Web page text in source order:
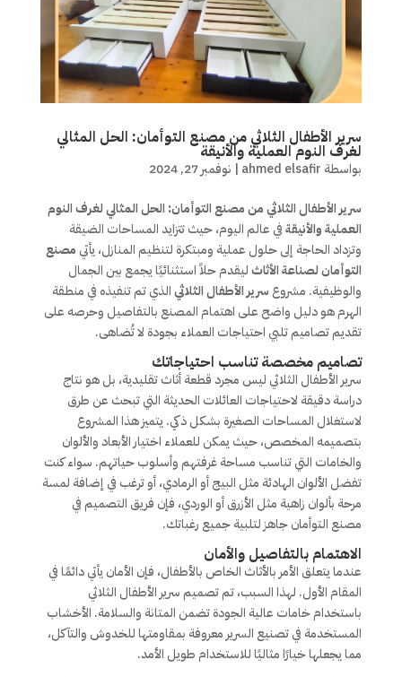
سرير الأطفال الثلاثي من مصنع التوأمان: الحل المثالي
لغرف النوم العملية والأنيقة
بواسطة ahmed elsafir
| نوفمبر 27, 2024
سرير الأطفال الثلاثي من مصنع التوأمان: الحل المثالي لغرف النوم
العملية والأنيقةفي عالم اليوم، حيث تتزايد المساحات الضيقة
وتزداد الحاجة إلى حلول عملية ومبتكرة لتنظيم المنازل، يأتي مصنع
التوأمان لصناعة الأثاثليقدم حلاً استثنائيًا يجمع بين الجمال
والوظيفية. مشروع سرير الأطفال الثلاثيالذي تم تنفيذه في منطقة
الهرم هو دليل واضح على اهتمام المصنع بالتفاصيل وحرصه على
تقديم تصاميم تلبي احتياجات العملاء بجودة لا تُضاهى.
تصاميم مخصصة تناسب احتياجاتك
سرير الأطفال الثلاثي ليس مجرد قطعة أثاث تقليدية، بل هو نتاج
دراسة دقيقة لاحتياجات العائلات الحديثة التي تبحث عن طرق
لاستغلال المساحات الصغيرة بشكل ذكي. يتميز هذا المشروع
بتصميمه المخصص، حيث يمكن للعملاء اختيار الأبعاد والألوان
والخامات التي تناسب مساحة غرفتهم وأسلوب حياتهم. سواء كنت
تفضل الألوان الهادئة مثل البيج أو الرمادي، أو ترغب في إضافة لمسة
مرحة بألوان زاهية مثل الأزرق أو الوردي، فإن فريق التصميم في
مصنع التوأمان جاهز لتلبية جميع رغباتك.
الاهتمام بالتفاصيل والأمان
عندما يتعلق الأمر بالأثاث الخاص بالأطفال، فإن الأمان يأتي دائمًا في
المقام الأول. لهذا السبب، تم تصميم سرير الأطفال الثلاثي
باستخدام خامات عالية الجودة تضمن المتانة والسلامة. الأخشاب
المستخدمة في تصنيع السرير معروفة بمقاومتها للخدوش والتآكل،
مما يجعلها خيارًا مثاليًا للاستخدام طويل الأمد.